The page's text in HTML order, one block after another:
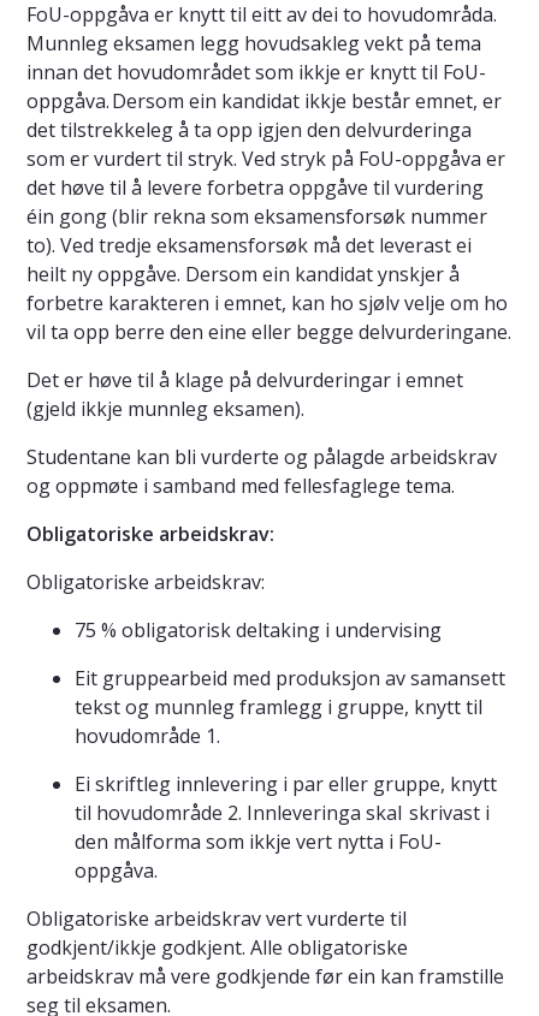
FoU-oppgåva er knytt til eitt av dei to hovudområda.
Munnleg eksamen legg hovudsakleg vekt på tema
innan det hovudområdet som ikkje er knytt til FoU-
oppgåva. Dersom ein kandidat ikkje består emnet, er
det tilstrekkeleg å ta opp igjen den delvurderinga
som er vurdert til stryk. Ved stryk på FoU-oppgåva er
det høve til å levere forbetra oppgåve til vurdering
éin gong (blir rekna som eksamensforsøk nummer
to). Ved tredje eksamensforsøk må det leverast ei
heilt ny oppgåve. Dersom ein kandidat ynskjer å
forbetre karakteren i emnet, kan ho sjølv velje om ho
vil ta opp berre den eine eller begge delvurderingane.
Det er høve til å klage på delvurderingar i emnet
(gjeld ikkje munnleg eksamen).
Studentane kan bli vurderte og pålagde arbeidskrav
og oppmøte i samband med fellesfaglege tema.
Obligatoriske arbeidskrav:
Obligatoriske arbeidskrav:
75 % obligatorisk deltaking i undervising
Eit gruppearbeid med produksjon av samansett
tekst og munnleg framlegg i gruppe, knytt til
hovudområde 1.
Ei skriftleg innlevering i par eller gruppe, knytt
til hovudområde 2. Innleveringa skal skrivast i
den målforma som ikkje vert nytta i FoU-
oppgåva.
Obligatoriske arbeidskrav vert vurderte til
godkjent/ikkje godkjent. Alle obligatoriske
arbeidskrav må vere godkjende før ein kan framstille
seg til eksamen.